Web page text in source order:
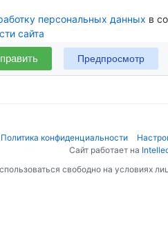
персональных данных в
сайта
Политика конфиденциальности
Сайт работает на
свободно на условиях